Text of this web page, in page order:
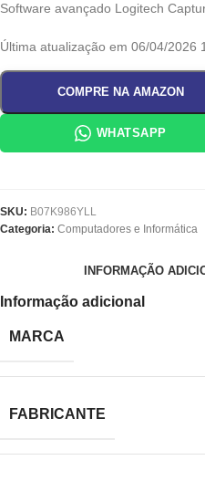
Software avançado Logitech
Última atualização em 06/04/2026
COMPRE NA AMAZON
WHATSAPP
SKU: B07K986YLL
Categoria: Computadores e Informática
INFORMAÇÃO
Informação adicional
MARCA
FABRICANTE